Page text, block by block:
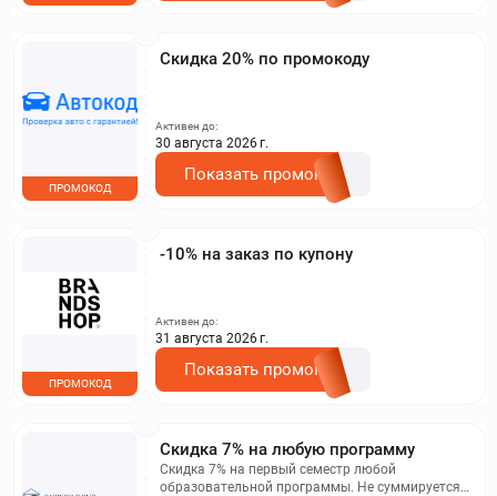
Скидка 20% по промокоду
ПРОМОКОД
Активен до:
30 августа 2026 г.
Показать промокод
-10% на заказ по купону
ПРОМОКОД
Активен до:
31 августа 2026 г.
Показать промокод
Скидка 7% на любую программу
Скидка 7% на первый семестр любой
образовательной программы. Не суммируется с